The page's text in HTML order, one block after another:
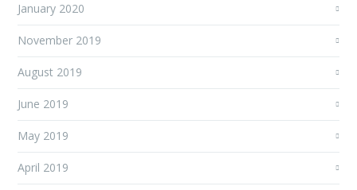
January 2020
November 2019
August 2019
June 2019
May 2019
April 2019